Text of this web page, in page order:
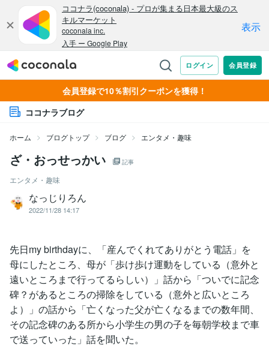
会員登録で10％割引クーポンを獲得！
ココナラブログ
ホーム ブログトップ ブログ エンタメ・趣味
ざ・おっせっかい 記事
エンタメ・趣味
なっじりろん
2022/11/28 14:17
先日my birthdayに、「産んでくれてありがとう電話」を
母にしたところ、母が「歩け歩け運動をしている（意外と
遠いところまで行ってるらしい）」話から「ついでに記念
碑？があるところの掃除をしている（意外と広いところ
よ）」の話から「亡くなった父が亡くなるまでの数年間、
その記念碑のある所から小学生の男の子を毎朝学校まで車
で送っていった」話を聞いた。